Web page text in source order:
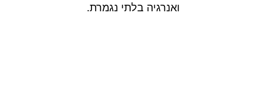
ואנרגיה בלתי נגמרת.